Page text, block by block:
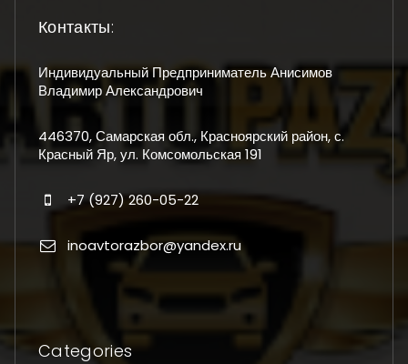
Контакты:
Индивидуальный Предприниматель Анисимов
Владимир Александрович
446370, Самарская обл., Красноярский район, с.
Красный Яр, ул. Комсомольская 191
+7 (927) 260-05-22
inoavtorazbor@yandex.ru
Categories